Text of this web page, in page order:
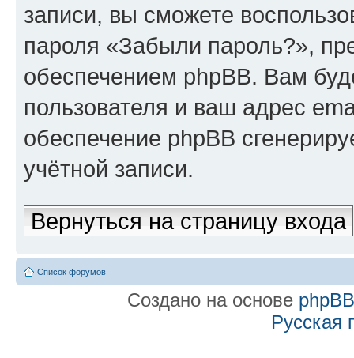
записи, вы сможете
пароля «Забыли пароль?»,
обеспечением phpBB. Вам
пользователя и ваш адрес
обеспечение phpBB
учётной записи.
Вернуться на страницу входа
Список форумов
Создано на основе phpBB
Русская